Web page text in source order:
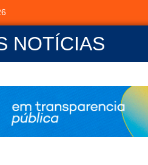
NOTÍCIAS